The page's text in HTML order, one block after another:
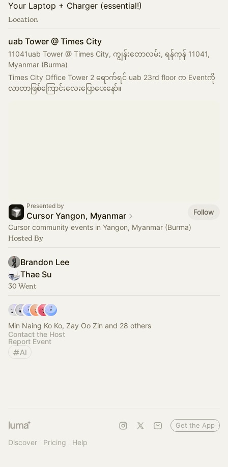
Your Laptop + Charger (essential!)
Location
uab Tower @ Times City
11041uab Tower @ Times City, ကျွန်းတောလမ်း, ရန်ကုန် 11041,
Myanmar (Burma)
Times City Office Tower 2 ရောက်ရင် uab 23rd floor က Eventကို
လာတာဖြစ်ကြောင်းလေးပြောပေးနော်။
Presented by
Cursor Yangon, Myanmar
Follow
Cursor community events in Yangon, Myanmar (Burma)
Hosted By
Brandon Lee
Thae Su
30 Went
Min Naing Ko Ko, Zay Oo Zin and 28 others
Contact the Host
Report Event
AI
Discover Pricing Help
Get the App